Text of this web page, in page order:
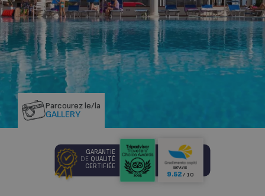
Parcourez le/la
GALLERY
GARANTIE
DE QUALITÉ
CERTIFIÉE
597 AVIS
9.52/ 10